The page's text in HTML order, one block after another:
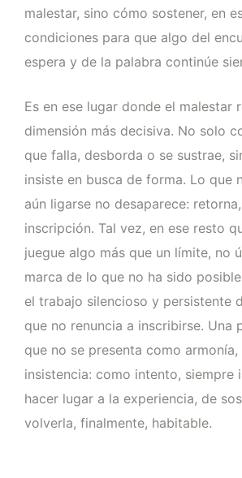
malestar, sino cómo sostener, en
condiciones para que algo del
espera y de la palabra continúe
Es en ese lugar donde el malestar
dimensión más decisiva. No solo
que falla, desborda o se sustrae,
insiste en busca de forma. Lo que
aún ligarse no desaparece:
inscripción. Tal vez, en ese resto
juegue algo más que un límite, no
marca de lo que no ha sido
el trabajo silencioso y persistente
que no renuncia a inscribirse. Una
que no se presenta como
insistencia: como intento, siempre
hacer lugar a la experiencia, de
volverla, finalmente, habitable.